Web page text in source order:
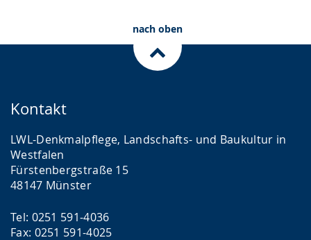
nach oben
Kontakt
LWL-Denkmalpflege, Landschafts- und Baukultur in
Westfalen
Fürstenbergstraße 15
48147 Münster
Tel: 0251 591-4036
Fax: 0251 591-4025